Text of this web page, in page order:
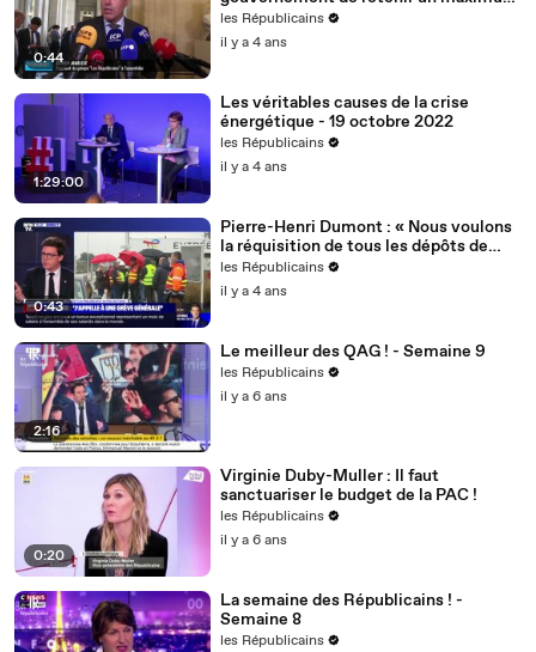
0:44
de nos propositions. »
les Républicains
il y a 4 ans
1:29:00
Les véritables causes de la crise
énergétique - 19 octobre 2022
les Républicains
il y a 4 ans
0:43
Pierre-Henri Dumont : « Nous voulons
la réquisition de tous les dépôts de
carburant ! »
les Républicains
il y a 4 ans
2:16
Le meilleur des QAG ! - Semaine 9
les Républicains
il y a 6 ans
0:20
Virginie Duby-Muller : Il faut
sanctuariser le budget de la PAC !
les Républicains
il y a 6 ans
La semaine des Républicains ! -
Semaine 8
les Républicains